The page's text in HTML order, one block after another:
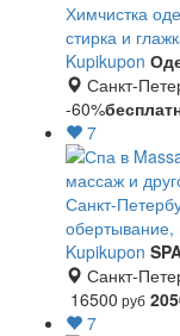
Химчистка
стирка и
Kupikupon
Санкт-
-60%
7
Санкт-
обертывание,
Kupikupon
Санкт-
16500 руб
7